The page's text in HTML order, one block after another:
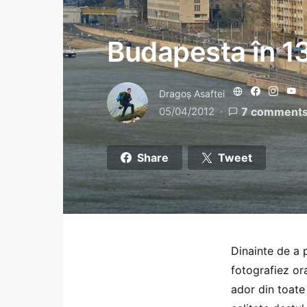
Budapesta în
Dragoş Asaftei
05/04/2012 7
Share Tweet
Dinainte de a
fotografiez
ador din